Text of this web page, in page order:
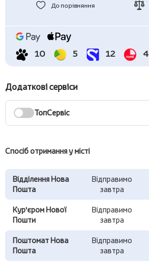
До порівняння
10 5 12 4
Додаткові сервіси
ТопСервіс
Спосіб отримання у місті
Відділення Нова
Пошта
Відправимо
завтра
Кур'єром Нової
Пошти
Відправимо
завтра
Поштомат Нова
Пошта
Відправимо
завтра